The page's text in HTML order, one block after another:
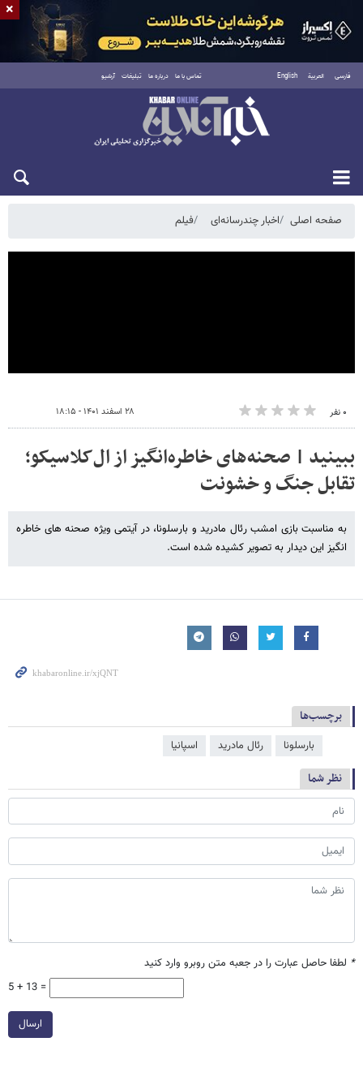
فارسی العربية English تماس با ما درباره ما تبلیغات آرشیو
شنبه ۱۷ مرداد ۱۴۰۵
صفحه اصلی اخبار چندرسانه‌ای فیلم
۰ نفر ۲۸ اسفند ۱۴۰۱ - ۱۸:۱۵
ببینید | صحنه‌های خاطره‌انگیز از ال‌کلاسیکو؛
تقابل جنگ و خشونت
به مناسبت بازی امشب رئال مادرید و بارسلونا، در آیتمی ویژه صحنه های خاطره
انگیز این دیدار به تصویر کشیده شده است.
برچسب‌ها
بارسلونا رئال مادرید اسپانیا
نظر شما
* لطفا حاصل عبارت را در جعبه متن روبرو وارد کنید
5 + 13 =
ارسال
×